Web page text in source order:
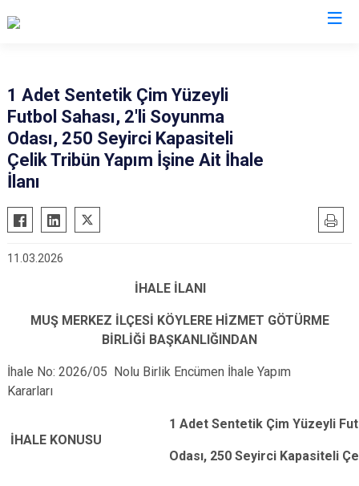
Bulanık
Hasköy
Korkut
Varto
1 Adet Sentetik Çim Yüzeyli
Futbol Sahası, 2'li Soyunma
Odası, 250 Seyirci Kapasiteli
Çelik Tribün Yapım İşine Ait İhale
İlanı
11.03.2026
İHALE İLANI
MUŞ MERKEZ İLÇESİ KÖYLERE HİZMET GÖTÜRME
BİRLİĞİ BAŞKANLIĞINDAN
İhale No: 2026/05 Nolu Birlik Encümen İhale Yapım
Kararları
İHALE KONUSU
1 Adet Sentetik Çim Yüzeyli
Odası, 250 Seyirci Kapasiteli